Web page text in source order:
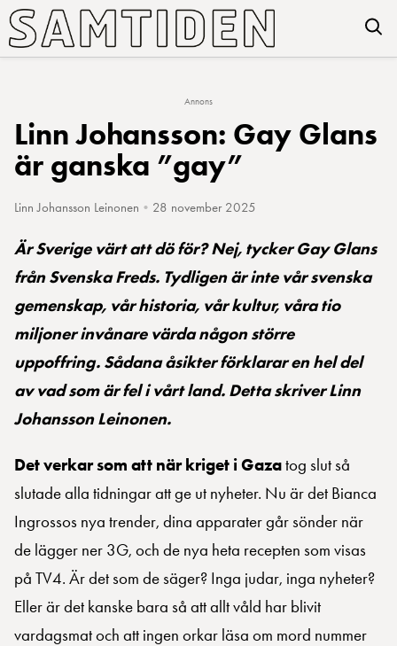
Annons
Linn Johansson: Gay Glans
är ganska ”gay”
Linn Johansson Leinonen • 28 november 2025
Är Sverige värt att dö för? Nej, tycker Gay Glans
från Svenska Freds. Tydligen är inte vår svenska
gemenskap, vår historia, vår kultur, våra tio
miljoner invånare värda någon större
uppoffring. Sådana åsikter förklarar en hel del
av vad som är fel i vårt land. Detta skriver Linn
Johansson Leinonen.
Det verkar som att när kriget i Gazatog slut så
slutade alla tidningar att ge ut nyheter. Nu är det Bianca
Ingrossos nya trender, dina apparater går sönder när
de lägger ner 3G, och de nya heta recepten som visas
på TV4. Är det som de säger? Inga judar, inga nyheter?
Eller är det kanske bara så att allt våld har blivit
vardagsmat och att ingen orkar läsa om mord nummer